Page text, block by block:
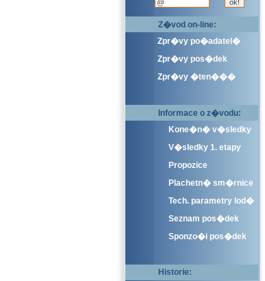
Z�vod on-line:
Zpr�vy po�adatel�
Zpr�vy pos�dek
Zpr�vy �ten���
Informace o z�vodu:
Kone�n� v�sledky
V�sledky 1. etapy
Propozice
Plachetn� sm�rnice
Tech. parametry lod�
Seznam pos�dek
Sponzo�i pos�dek
Historie: